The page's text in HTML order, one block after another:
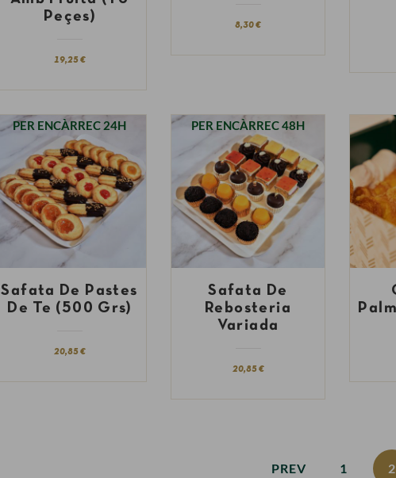
Peçes)
19,25 €
8,30 €
PER ENCÀRREC 24H
Safata De Pastes
De Te (500 Grs)
20,85 €
PER ENCÀRREC 48H
Safata De
Rebosteria
Variada
20,85 €
PREV 1 2